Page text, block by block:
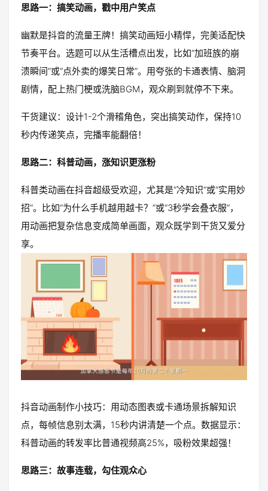
思路一：搞笑动画，戳中用户笑点
幽默是抖音的流量王牌！搞笑动画短小精悍，完美适配快
节奏平台。选题可以从生活槽点出发，比如“加班族的崩
溃瞬间”或“点外卖的爆笑日常”。用夸张的卡通表情、脑洞
剧情，配上热门梗或洗脑BGM，观众刷到就停不下来。
干货建议：设计1-2个滑稽角色，突出搞笑动作，保持10
秒内传递笑点，完播率能翻倍！
思路二：科普动画，涨知识更涨粉
科普类动画在抖音超级受欢迎，尤其是“冷知识”或“实用妙
招”。比如“为什么手机越用越卡？”或“3秒学会叠衣服”，
用动画把复杂信息变成简单画面，观众既学到干货又爱分
享。
抖音动画制作小技巧：用动态图表或卡通场景拆解知识
点，每帧信息别太满，15秒内讲清楚一个点。数据显示：
科普动画的转发率比普通视频高25%，吸粉效果超强！
思路三：故事连载，勾住观众心